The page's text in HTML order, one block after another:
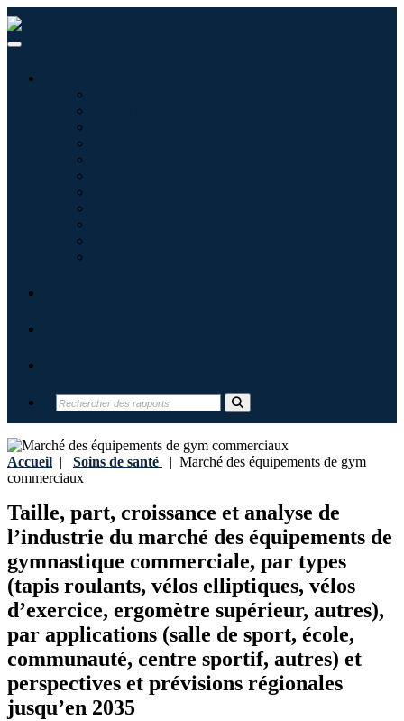
Accueil | Soins de santé | Marché des équipements de gym
commerciaux
Taille, part, croissance et analyse de
l’industrie du marché des équipements de
gymnastique commerciale, par types
(tapis roulants, vélos elliptiques, vélos
d’exercice, ergomètre supérieur, autres),
par applications (salle de sport, école,
communauté, centre sportif, autres) et
perspectives et prévisions régionales
jusqu’en 2035